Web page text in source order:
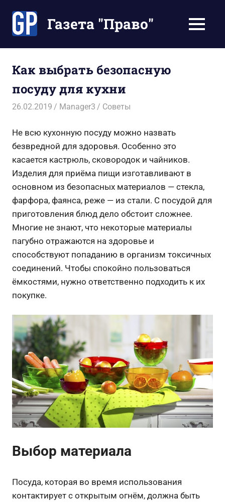
содержимомуГазета "Право"
экономят
Ваше
время
МЕНЮ
Как выбрать безопасную
посуду для кухни
26.02.2019 Manager3 Советы
Не всю кухонную посуду можно назвать
безвредной для здоровья. Особенно это
касается кастрюль, сковородок и чайников.
Изделия для приёма пищи изготавливают в
основном из безопасных материалов — стекла,
фарфора, фаянса, реже — из стали. С посудой для
приготовления блюд дело обстоит сложнее.
Многие не знают, что некоторые материалы
пагубно отражаются на здоровье и
способствуют попаданию в организм токсичных
соединений. Чтобы спокойно пользоваться
ёмкостями, нужно ответственно подходить к их
покупке.
Выбор материала
Посуда, которая во время использования
контактирует с открытым огнём, должна быть